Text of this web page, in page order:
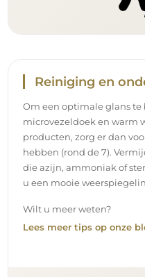
Reiniging en
Om een optimale glans te
microvezeldoek en warm
producten, zorg er dan
hebben (rond de 7).
die azijn, ammoniak of
u een mooie
Wilt u meer weten?
Lees meer tips op onze